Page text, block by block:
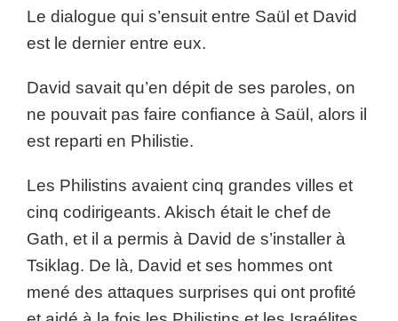
Le dialogue qui s’ensuit entre Saül et David
est le dernier entre eux.
David savait qu’en dépit de ses paroles, on
ne pouvait pas faire confiance à Saül, alors il
est reparti en Philistie.
Les Philistins avaient cinq grandes villes et
cinq codirigeants. Akisch était le chef de
Gath, et il a permis à David de s’installer à
Tsiklag. De là, David et ses hommes ont
mené des attaques surprises qui ont profité